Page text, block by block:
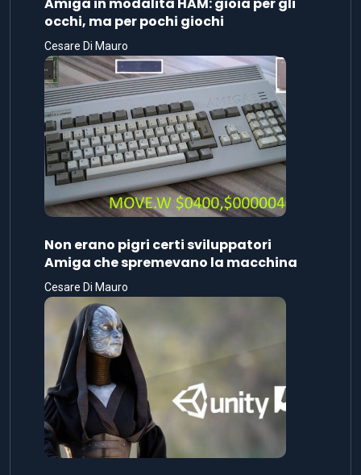
occhi, ma per pochi giochi
Cesare Di Mauro
Non erano pigri certi sviluppatori
Amiga che spremevano la macchina
Cesare Di Mauro